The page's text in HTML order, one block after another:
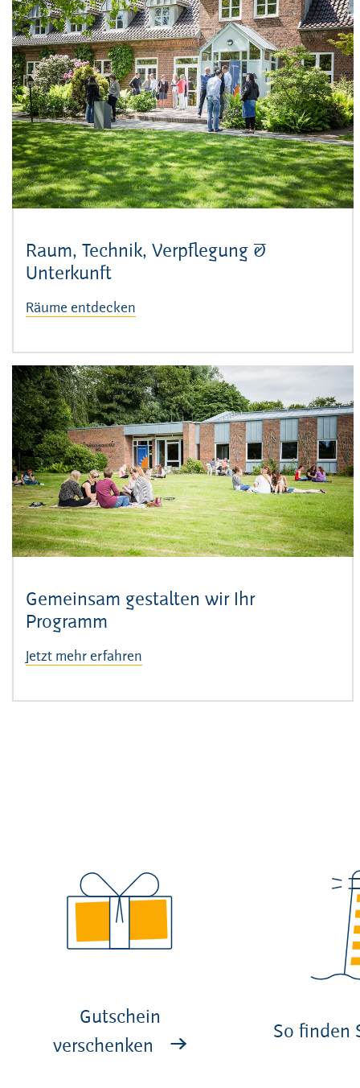
Raum, Technik, Verpflegung &
Unterkunft
Räume entdecken
Gemeinsam gestalten wir Ihr
Programm
Jetzt mehr erfahren
Gutschein
verschenken
So finden